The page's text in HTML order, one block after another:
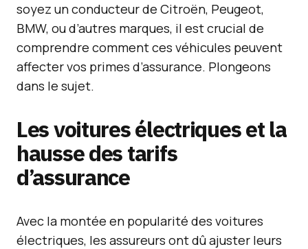
soyez un conducteur de Citroën, Peugeot,
BMW, ou d’autres marques, il est crucial de
comprendre comment ces véhicules peuvent
affecter vos primes d’assurance. Plongeons
dans le sujet.
Les voitures électriques et la
hausse des tarifs
d’assurance
Avec la montée en popularité des voitures
électriques, les assureurs ont dû ajuster leurs